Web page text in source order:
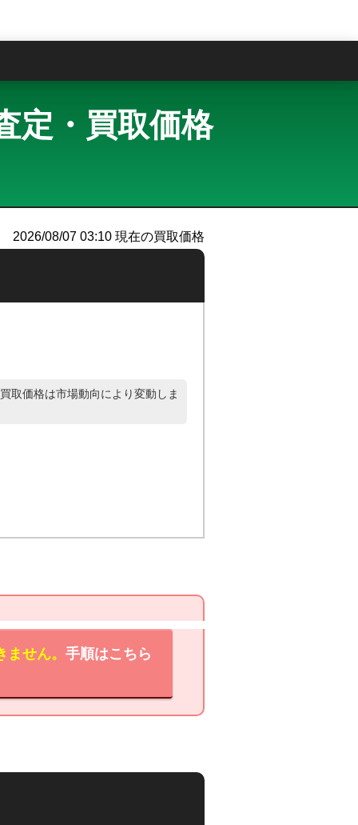
定・買取価格
2026/08/07 03:10 現在の買取価格
取価格は市場動向により変動しま
せん。 手順はこちら